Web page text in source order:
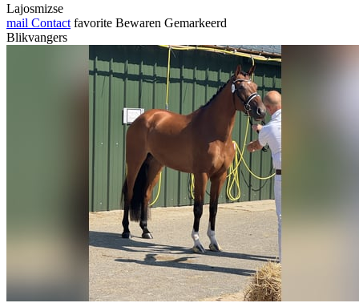
Lajosmizse
mail Contact favorite Bewaren Gemarkeerd
Blikvangers